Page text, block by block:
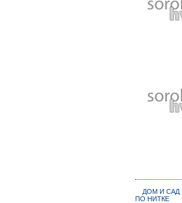
ДОМ И САД
ПО НИТКЕ